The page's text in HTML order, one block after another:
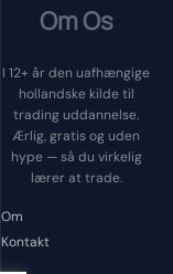
Om Os
I 12+ år den uafhængige
hollandske kilde til
trading uddannelse.
Ærlig, gratis og uden
hype — så du virkelig
lærer at trade.
Om
Kontakt